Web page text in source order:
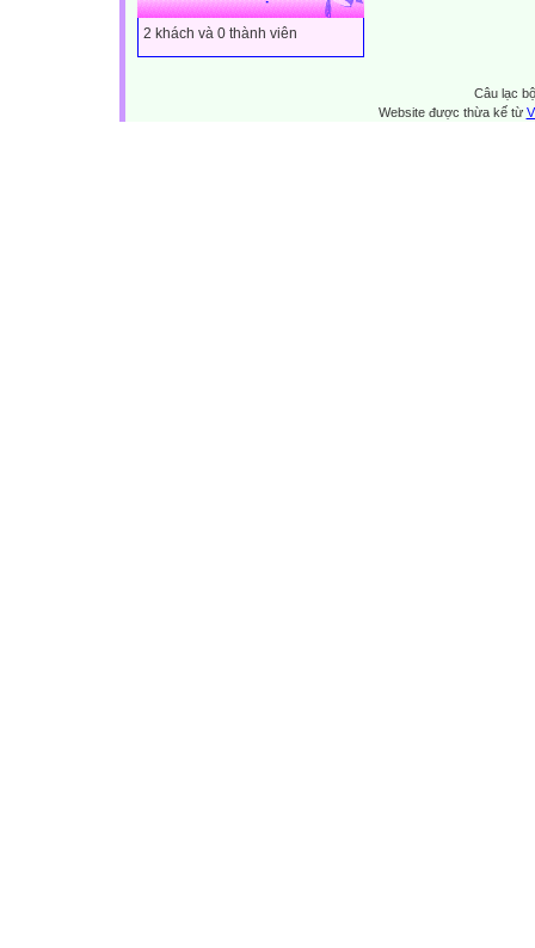
2 khách và 0 thành viên
Câu lạc
Website được thừa kế từ